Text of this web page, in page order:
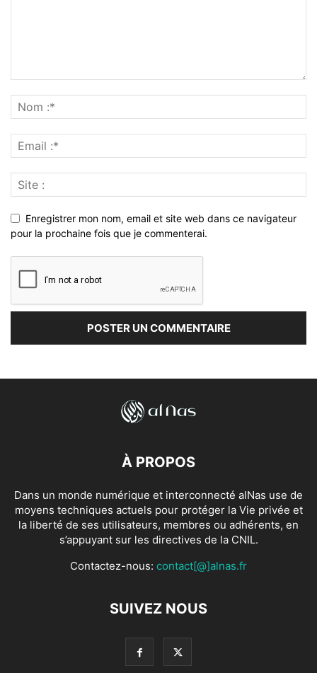
Enregistrer mon nom, email et site web dans ce navigateur
pour la prochaine fois que je commenterai.
À PROPOS
Dans un monde numérique et interconnecté alNas use de
moyens techniques actuels pour protéger la Vie privée et
la liberté de ses utilisateurs, membres ou adhérents, en
s’appuyant sur les directives de la CNIL.
Contactez-nous: contact[@]alnas.fr
SUIVEZ NOUS